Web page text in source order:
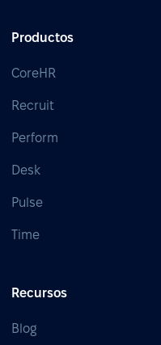
Productos
CoreHR
Recruit
Perform
Desk
Pulse
Time
Recursos
Blog